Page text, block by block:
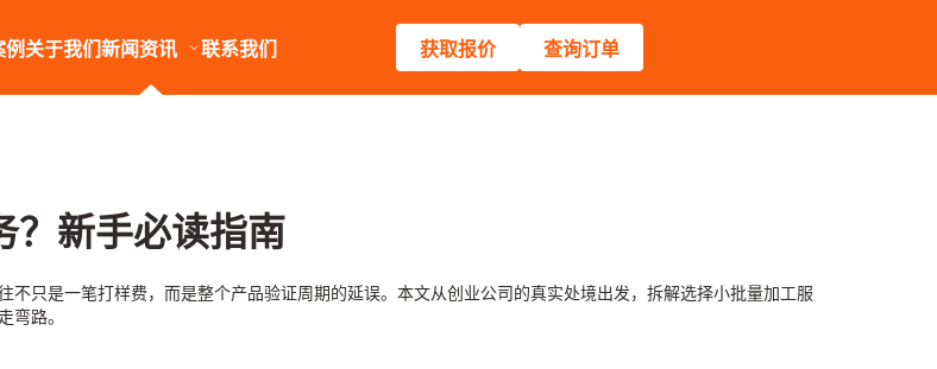
例 关于我们新闻资讯 联系我们 获取报价 查询订单
？新手必读指南
只是一笔打样费，而是整个产品验证周期的延误。本文从创业公司的真实处境出发，拆解选择小批量加工服
弯路。